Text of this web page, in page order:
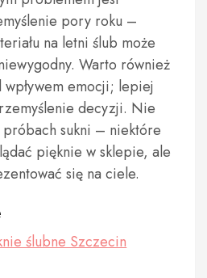
pory roku –
na letni ślub może
Warto również
emocji; lepiej
decyzji. Nie
sukni – niektóre
pięknie w sklepie, ale
się na ciele.
ślubne Szczecin